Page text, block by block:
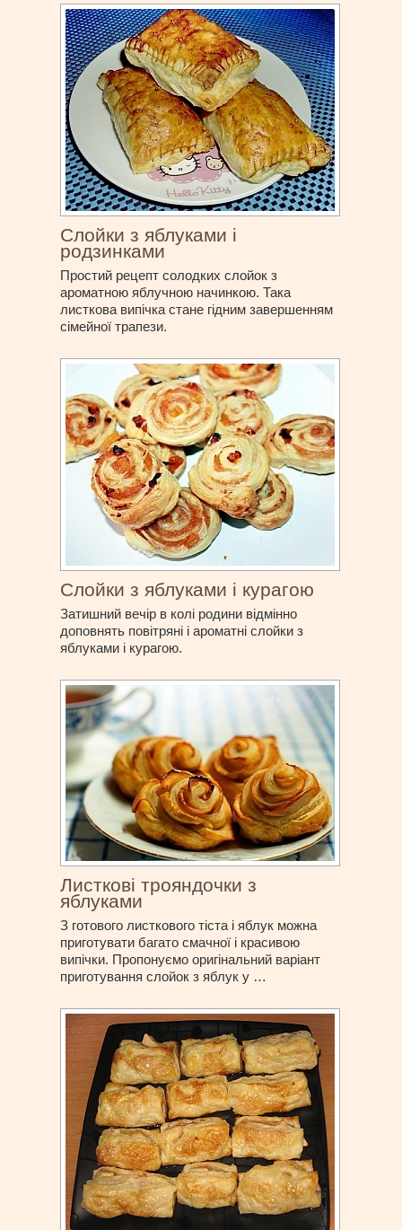
Слойки з яблуками і
родзинками
Простий рецепт солодких слойок з
ароматною яблучною начинкою. Така
листкова випічка стане гідним завершенням
сімейної трапези.
Слойки з яблуками і курагою
Затишний вечір в колі родини відмінно
доповнять повітряні і ароматні слойки з
яблуками і курагою.
Листкові трояндочки з
яблуками
З готового листкового тіста і яблук можна
приготувати багато смачної і красивою
випічки. Пропонуємо оригінальний варіант
приготування слойок з яблук у …